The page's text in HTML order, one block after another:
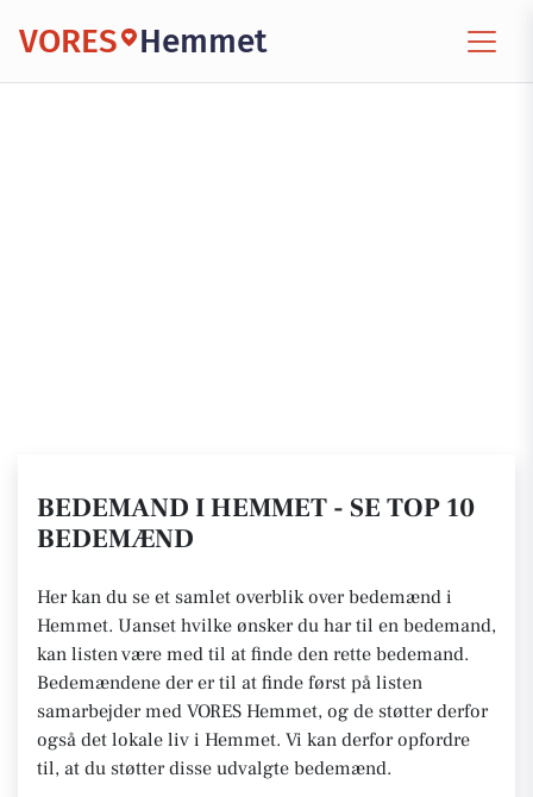
VORES Hemmet
BEDEMAND I HEMMET - SE TOP 10
BEDEMÆND
Her kan du se et samlet overblik over bedemænd i
Hemmet. Uanset hvilke ønsker du har til en bedemand,
kan listen være med til at finde den rette bedemand.
Bedemændene der er til at finde først på listen
samarbejder med VORES Hemmet, og de støtter derfor
også det lokale liv i Hemmet. Vi kan derfor opfordre
til, at du støtter disse udvalgte bedemænd.